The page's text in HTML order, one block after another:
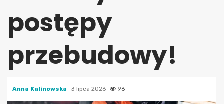
postępy
przebudowy!
Anna Kalinowska 3 lipca 2026 96